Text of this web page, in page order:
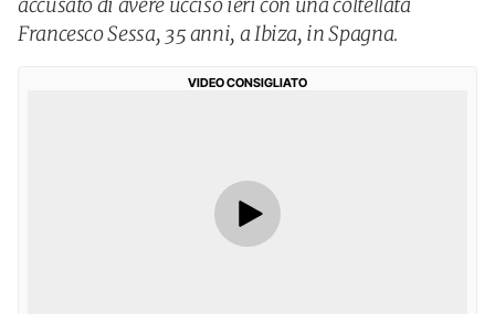
Francesco Sessa, 35 anni, a Ibiza, in Spagna.
VIDEO CONSIGLIATO